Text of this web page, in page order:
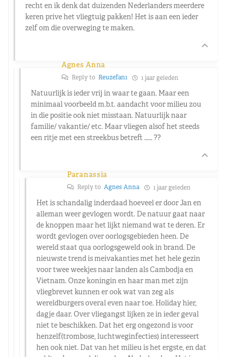
recht en ik denk dat duizenden Nederlanders meerdere
keren prive het vliegtuig pakken! Het is aan een ieder
zelf om die overweging te maken.
Agnes Anna
Reply to Reuzefan1 1 jaar geleden
Natuurlijk is ieder vrij in waar te gaan. Maar een
minimaal voorbeeld m.b.t. aandacht voor milieu zou
in die positie ook niet misstaan. Natuurlijk naar
familie/ vakantie/ etc. Maar vliegen alsof het steeds
een ritje met een streekbus betreft …… ??
Paranassia
Reply to Agnes Anna 1 jaar geleden
Het is schandalig inderdaad hoeveel er door Jan en
alleman weer gevlogen wordt. De natuur gaat naar
de knoppen maar het lijkt niemand wat te deren. Er
wordt gevlogen over oorlogsgebieden heen. De
wereld staat qua oorlogsgeweld ook in brand. De
nieuwste trend is meivakanties met het hele gezin
voor twee weekjes naar landen als Cambodja en
Vietnam. Onze koningin en haar man met zijn
vliegbrevet kunnen er ook wat van zeg als
wereldburgers overal even naar toe. Holiday hier,
dagje daar. Over vliegangst lijken ze in ieder geval
niet te beschikken. Dat het erg ongezond is voor
henzelf(trombose, luchtweginfecties) interesseert
hen ook niet. Dat van het milieu is het ergste, en dat